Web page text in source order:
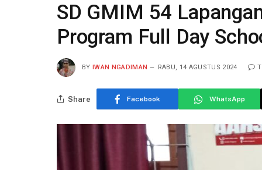
SD GMIM 54
Program Full Day
BY IWAN NGADIMAN RABU, 14 AGUSTUS 2024
Share Facebook WhatsApp